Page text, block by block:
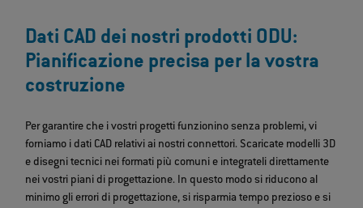
Dati CAD dei nostri prodotti ODU:
Pianificazione precisa per la vostra
costruzione
Per garantire che i vostri progetti funzionino senza problemi, vi
forniamo i dati CAD relativi ai nostri connettori. Scaricate modelli 3D
e disegni tecnici nei formati più comuni e integrateli direttamente
nei vostri piani di progettazione. In questo modo si riducono al
minimo gli errori di progettazione, si risparmia tempo prezioso e si